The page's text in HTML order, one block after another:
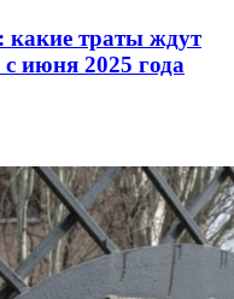
какие траты ждут
июня 2025 года